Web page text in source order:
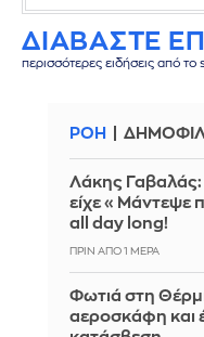
ΔΙΑΒΑΣΤΕ
περισσότερες ειδήσεις από το
ΡΟΗ
Λάκης Γαβαλάς:
είχε «Μάντεψε
all day long!
ΠΡΙΝ ΑΠΌ 1 ΜΈΡΑ
Φωτιά στη
αεροσκάφη και